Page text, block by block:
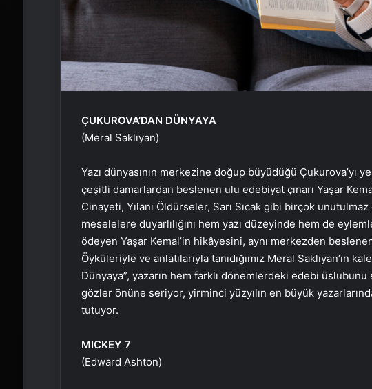
ÇUKUROVA’DAN DÜNYAYA
(Meral Saklıyan)
Yazı dünyasının merkezine doğup büyüdüğü
çeşitli damarlardan beslenen ulu edebiyat çınarı Yaşar
Cinayeti, Yılanı Öldürseler, Sarı Sıcak gibi birçok
meselelere duyarlılığını hem yazı düzeyinde hem de
ödeyen Yaşar Kemal’in hikâyesini, aynı merkezden
Öyküleriyle ve anlatılarıyla tanıdığımız Meral Saklıyan’ın
Dünyaya”, yazarın hem farklı dönemlerdeki edebi
gözler önüne seriyor, yirminci yüzyılın en büyük
tutuyor.
MICKEY 7
(Edward Ashton)